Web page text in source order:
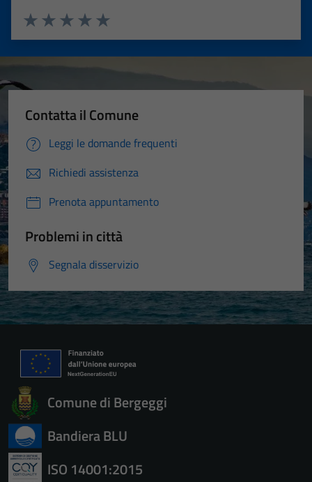
Valuta 5 stelle su 5
Valuta 4 stelle su 5
Valuta 3 stelle su 5
Valuta 2 stelle su 5
Valuta 1 stelle su 5
Contatta il Comune
Leggi le domande frequenti
Richiedi assistenza
Prenota appuntamento
Problemi in città
Segnala disservizio
Comune di Bergeggi
Bandiera BLU
ISO 14001:2015